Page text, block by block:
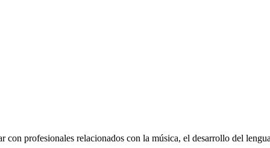
con profesionales relacionados con la música, el desarrollo del